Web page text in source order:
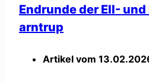
mpfte Niederlagen […]
Endrunde der EII-
arntrup
Artikel vom